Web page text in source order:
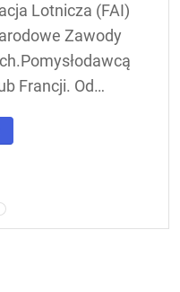
Lotnicza (FAI)
Zawody
Francji. Od
były w
Warszawa.